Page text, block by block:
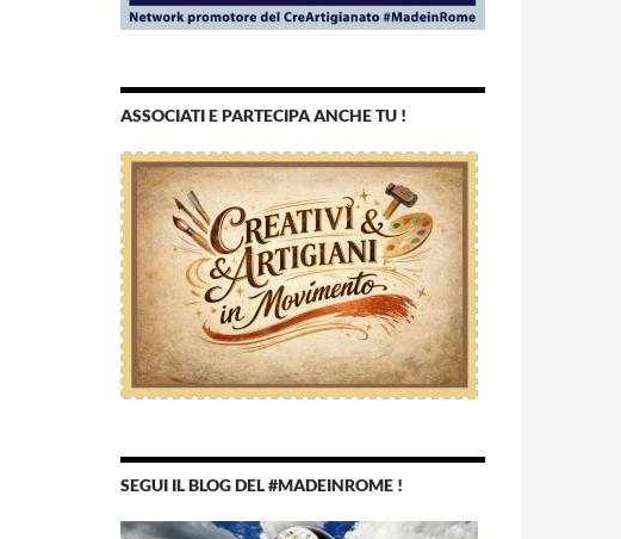
ASSOCIATI E PARTECIPA ANCHE TU !
SEGUI IL BLOG DEL #MADEINROME !